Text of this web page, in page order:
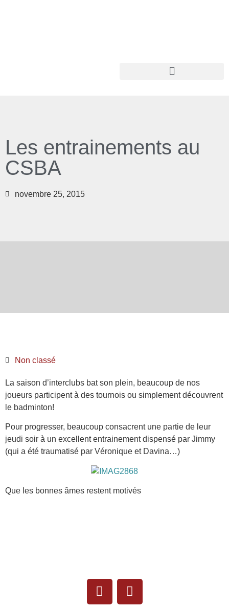
Les entrainements au
CSBA
novembre 25, 2015
Non classé
La saison d’interclubs bat son plein, beaucoup de nos
joueurs participent à des tournois ou simplement découvrent
le badminton!
Pour progresser, beaucoup consacrent une partie de leur
jeudi soir à un excellent entrainement dispensé par Jimmy
(qui a été traumatisé par Véronique et Davina…)
Que les bonnes âmes restent motivés